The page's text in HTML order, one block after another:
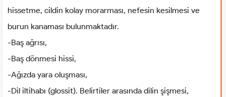
hissetme, cildin kolay morarması, nefesin kesilmesi ve
burun kanaması bulunmaktadır.
-Baş ağrısı,
-Baş dönmesi hissi,
-Ağızda yara oluşması,
-Dil iltihabı (glossit). Belirtiler arasında dilin şişmesi,